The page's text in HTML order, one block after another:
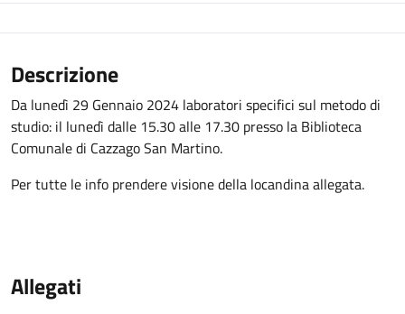
Descrizione
Da lunedì 29 Gennaio 2024 laboratori specifici sul metodo di
studio: il lunedì dalle 15.30 alle 17.30 presso la Biblioteca
Comunale di Cazzago San Martino.
Per tutte le info prendere visione della locandina allegata.
Allegati